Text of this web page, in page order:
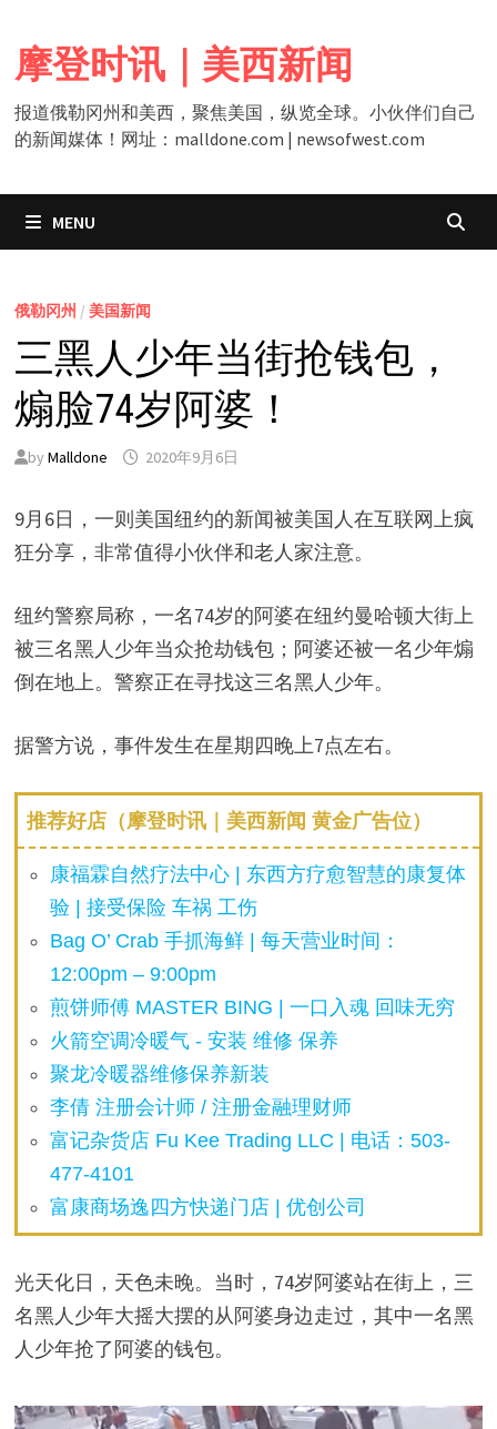
content
摩登时讯｜美西新闻
报道俄勒冈州和美西，聚焦美国，纵览全球。小伙伴们自己
的新闻媒体！网址：malldone.com | newsofwest.com
MENU
俄勒冈州 / 美国新闻
三黑人少年当街抢钱包，
煽脸74岁阿婆！
by Malldone 2020年9月6日
9月6日，一则美国纽约的新闻被美国人在互联网上疯
狂分享，非常值得小伙伴和老人家注意。
纽约警察局称，一名74岁的阿婆在纽约曼哈顿大街上
被三名黑人少年当众抢劫钱包；阿婆还被一名少年煽
倒在地上。警察正在寻找这三名黑人少年。
据警方说，事件发生在星期四晚上7点左右。
推荐好店（摩登时讯｜美西新闻 黄金广告位）
康福霖自然疗法中心 | 东西方疗愈智慧的康复体
验 | 接受保险 车祸 工伤
Bag O’ Crab 手抓海鲜 | 每天营业时间：
12:00pm – 9:00pm
煎饼师傅 MASTER BING | 一口入魂 回味无穷
火箭空调冷暖气 - 安装 维修 保养
聚龙冷暖器维修保养新装
李倩 注册会计师 / 注册金融理财师
富记杂货店 Fu Kee Trading LLC | 电话：503-
477-4101
富康商场逸四方快递门店 | 优创公司
光天化日，天色未晚。当时，74岁阿婆站在街上，三
名黑人少年大摇大摆的从阿婆身边走过，其中一名黑
人少年抢了阿婆的钱包。